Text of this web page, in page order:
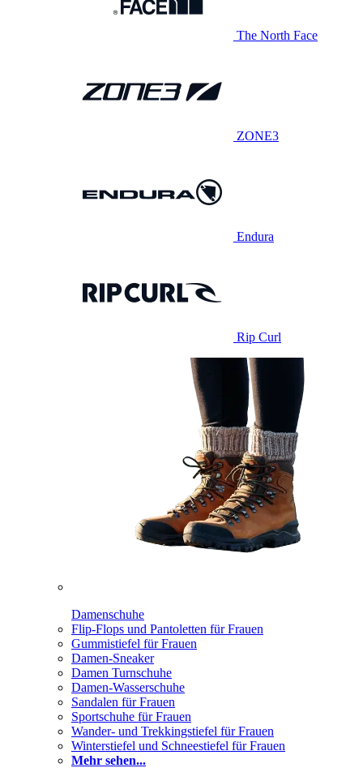
The North Face
ZONE3
Endura
Rip Curl
Damenschuhe
Flip-Flops und Pantoletten für Frauen
Gummistiefel für Frauen
Damen-Sneaker
Damen Turnschuhe
Damen-Wasserschuhe
Sandalen für Frauen
Sportschuhe für Frauen
Wander- und Trekkingstiefel für Frauen
Winterstiefel und Schneestiefel für Frauen
Mehr sehen...